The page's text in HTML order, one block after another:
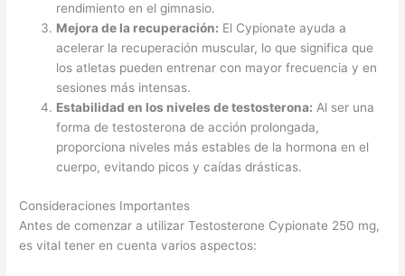
rendimiento en el gimnasio.
Mejora de la recuperación: El Cypionate ayuda a
acelerar la recuperación muscular, lo que significa que
los atletas pueden entrenar con mayor frecuencia y en
sesiones más intensas.
Estabilidad en los niveles de testosterona: Al ser una
forma de testosterona de acción prolongada,
proporciona niveles más estables de la hormona en el
cuerpo, evitando picos y caídas drásticas.
Consideraciones Importantes
Antes de comenzar a utilizar Testosterone Cypionate 250 mg,
es vital tener en cuenta varios aspectos: